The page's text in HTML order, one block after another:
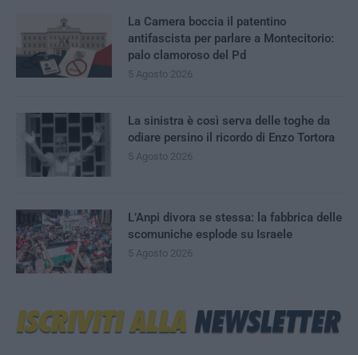
La Camera boccia il patentino
antifascista per parlare a Montecitorio:
palo clamoroso del Pd
5 Agosto 2026
La sinistra è così serva delle toghe da
odiare persino il ricordo di Enzo Tortora
5 Agosto 2026
L’Anpi divora se stessa: la fabbrica delle
scomuniche esplode su Israele
5 Agosto 2026